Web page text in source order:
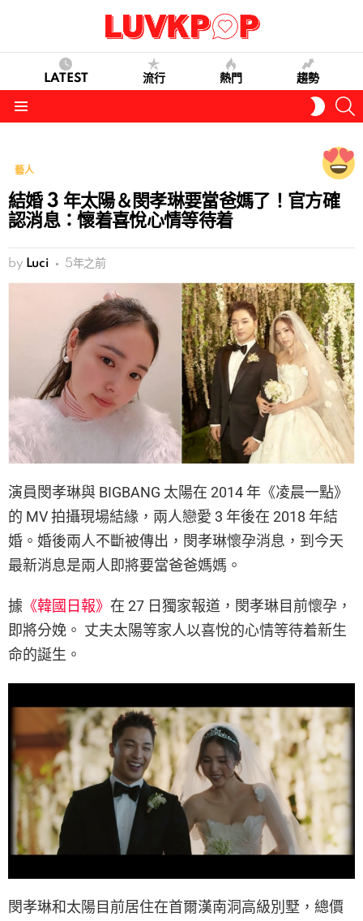
LATEST 流行 熱門 趨勢
SKIN
藝人
結婚 3 年太陽＆閔孝琳要當爸媽了！官方確
認消息：懷着喜悅心情等待着
by Luci 5年之前
演員閔孝琳與 BIGBANG 太陽在 2014 年《凌晨一點》
的 MV 拍攝現場結緣，兩人戀愛 3 年後在 2018 年結
婚。婚後兩人不斷被傳出，閔孝琳懷孕消息，到今天
最新消息是兩人即將要當爸爸媽媽。
據 《韓國日報》 在 27 日獨家報道，閔孝琳目前懷孕，
即將分娩。 丈夫太陽等家人以喜悅的心情等待着新生
命的誕生。
閔孝琳和太陽目前居住在首爾漢南洞高級別墅，總價